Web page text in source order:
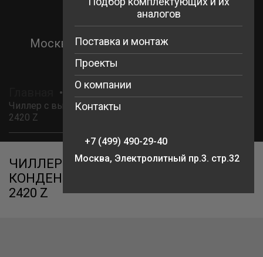
аналогов
Поставка и монтаж
Проекты
О компании
Контакты
+7 (499) 490-29-40
Москва, Электролитный пр.3. стр.32
+7 (499) 490-29-40
Москва, Электролитный пр.3. стр.32
Чиллеры Energolux
Чиллер с выносным конденсатором Energolux SCLW-T
2420 Z
ЧИЛЛЕР С ВЫНОСНЫМ
КОНДЕНСАТОРОМ ENERGOLUX SCLW-T
2420 Z